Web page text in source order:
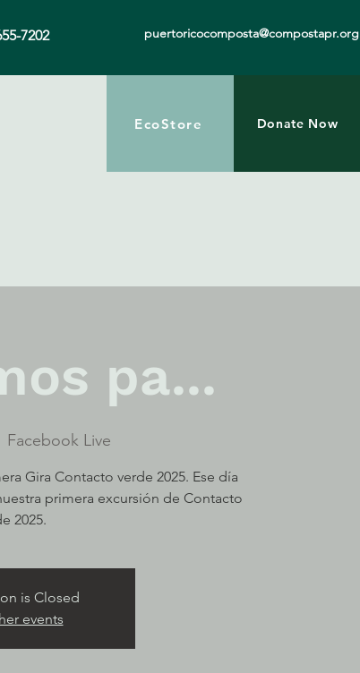
7202 puertoricocomposta@compostapr.org
EcoStore Donate Now
pa...
Facebook Live
Gira Contacto verde 2025. Ese día
primera excursión de Contacto
2025.
is Closed
events